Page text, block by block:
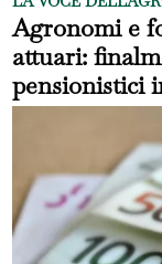
Agronomi e
attuari:
pensionistici